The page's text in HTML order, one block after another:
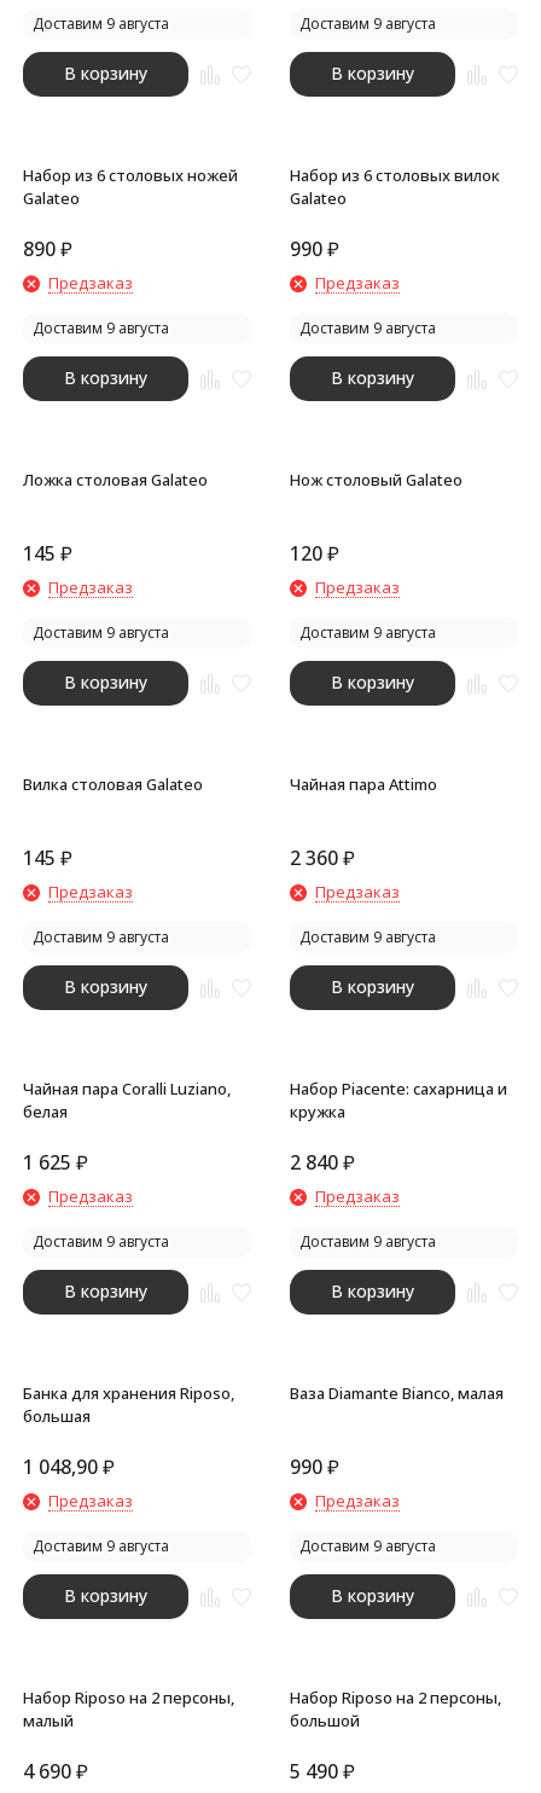
Доставим 9 августа
В корзину
Доставим 9 августа
В корзину
Набор из 6 столовых ножей
Galateo
890₽
Предзаказ
Доставим 9 августа
В корзину
Набор из 6 столовых вилок
Galateo
990₽
Предзаказ
Доставим 9 августа
В корзину
Ложка столовая Galateo
145 ₽
Предзаказ
Доставим 9 августа
В корзину
Нож столовый Galateo
120₽
Предзаказ
Доставим 9 августа
В корзину
Вилка столовая Galateo
145 ₽
Предзаказ
Доставим 9 августа
В корзину
Чайная пара Attimo
2 360₽
Предзаказ
Доставим 9 августа
В корзину
Чайная пара Coralli Luziano,
белая
1 625 ₽
Предзаказ
Доставим 9 августа
В корзину
Набор Piacente: сахарница и
кружка
2 840₽
Предзаказ
Доставим 9 августа
В корзину
Банка для хранения Riposo,
большая
1 048,90₽
Предзаказ
Доставим 9 августа
В корзину
Ваза Diamante Bianco, малая
990₽
Предзаказ
Доставим 9 августа
В корзину
Набор Riposo на 2 персоны,
малый
4 690₽
Набор Riposo на 2 персоны,
большой
5 490₽